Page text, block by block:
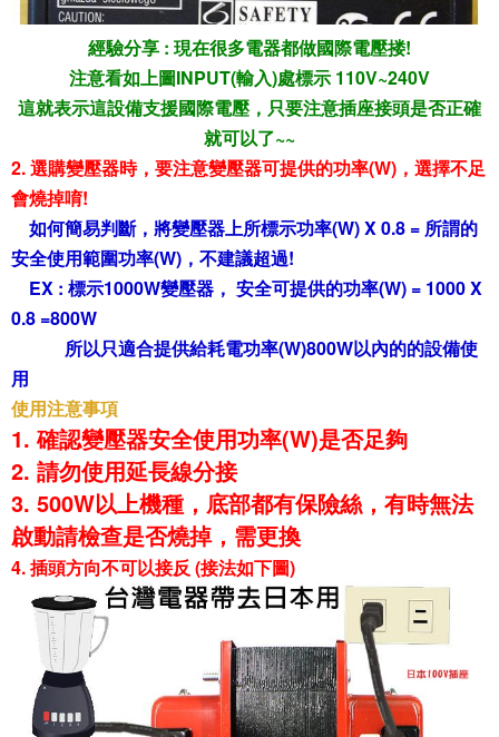
經驗分享 : 現在很多電器都做國際電壓搂!
注意看如上圖INPUT(輸入)處標示 110V~240V
這就表示這設備支援國際電壓，只要注意插座接頭是否正確
就可以了~~
2. 選購變壓器時，要注意變壓器可提供的功率(W)，選擇不足
會燒掉唷!
如何簡易判斷，將變壓器上所標示功率(W) X 0.8 = 所謂的
安全使用範圍功率(W)，不建議超過!
EX : 標示1000W變壓器， 安全可提供的功率(W) = 1000 X
0.8 =800W
所以只適合提供給耗電功率(W)800W以內的的設備使
用
使用注意事項
1. 確認變壓器安全使用功率(W)是否足夠
2. 請勿使用延長線分接
3. 500W以上機種，底部都有保險絲，有時無法
啟動請檢查是否燒掉，需更換
4. 插頭方向不可以接反 (接法如下圖)